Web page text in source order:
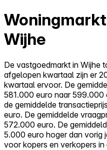
Wijhe
De vastgoedmarkt in Wijhe
afgelopen kwartaal zijn er
kwartaal ervoor. De
581.000 euro naar 599.000
de gemiddelde
euro. De gemiddelde
572.000 euro. De
5.000 euro hoger dan vorig
voor kopers en verkopers in